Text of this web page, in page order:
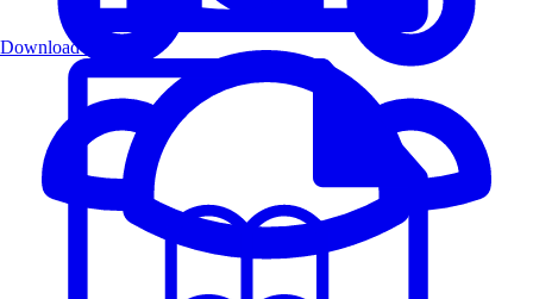
Download PDF